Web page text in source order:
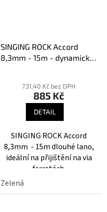
SINGING ROCK Accord
8,3mm - 15m - dynamické
hodnocení
hvězdiček.
731,40 Kč bez DPH
885 Kč
DETAIL
SINGING ROCK Accord
8,3mm - 15m dlouhé lano,
ideální na přijištění na via
ferratách
Zelená